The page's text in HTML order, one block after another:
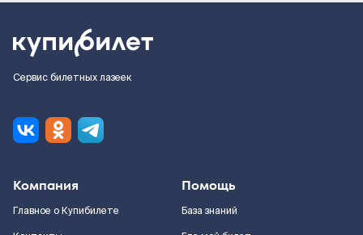
Сервис билетных лазеек
Компания
Главное о Купибилете
Помощь
База знаний